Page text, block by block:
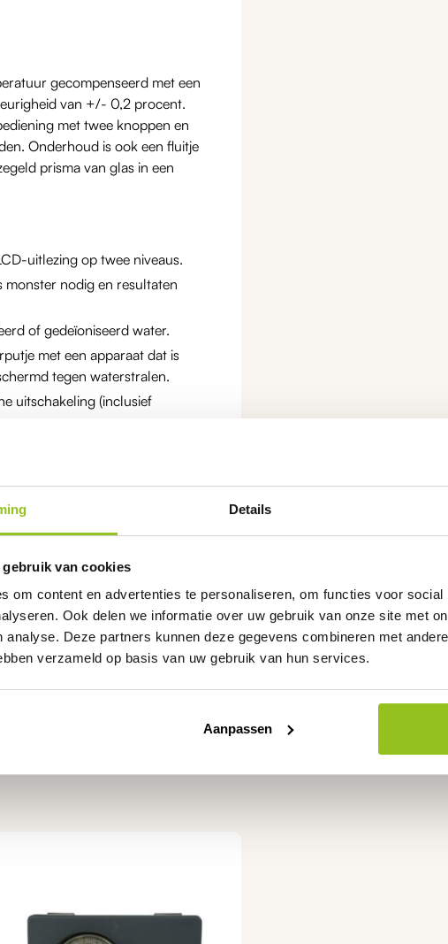
Details
gebruik van cookies
om content en advertenties te personaliseren, om functies voor
Ook delen we informatie over uw gebruik van onze site met
analyse. Deze partners kunnen deze gegevens combineren met
verzameld op basis van uw gebruik van hun services.
Aanpassen
gecompenseerd met een
van +/- 0,2 procent.
met twee knoppen en
Onderhoud is ook een fluitje
prisma van glas in een
uitlezing op twee niveaus.
nodig en resultaten
of gedeïoniseerd water.
met een apparaat dat is
tegen waterstralen.
uitschakeling (inclusief
producenten van
gebruik van de
Methods Book